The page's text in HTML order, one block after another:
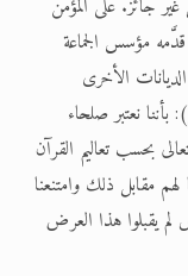
جائز. على المؤمن
مؤسس الجماعة
الأخرى
نعتبر صلحاء
بحسب تعاليم القرآن
مقابل ذلك وامتنعنا
يقبلوا هذا العرض